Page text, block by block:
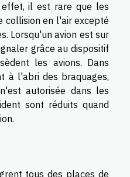
effet, il est rare que les
collision en l'air excepté
Lorsqu'un avion est sur
grâce au dispositif
les avions. Dans
à l'abri des braquages,
autorisée dans les
sont réduits quand
tous des places de